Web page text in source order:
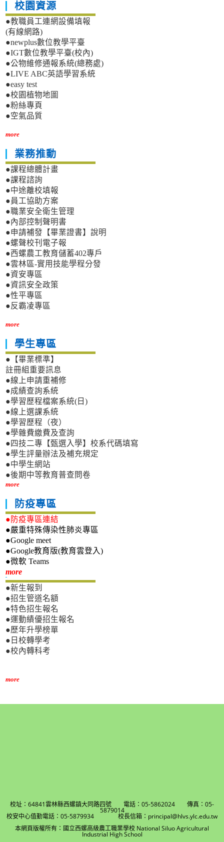
校園資源
●教職員工連網設備填報
(有線網路)
●newplus數位教學平臺
●IGT數位教學平臺(校內)
●公物維修通報系統(總務處)
●LIVE ABC英語學習系統
●easy test
●校園植物地圖
●粉絲專頁
●空氣品質
more
業務推動
●課程總體計畫
●課程諮詢
●中途離校填報
●員工協助方案
●職業安全衛生管理
●內部控制聲明書
●申請補發【畢業證書】說明
●螺聲校刊電子報
●西螺農工教育儲蓄402專戶
●雲林區-實用技能學程分發
●資安專區
●資訊安全政策
●性平專區
●反霸凌專區
more
學生專區
●【畢業標準】
註冊組重要訊息
●線上申請重補修
●成績查詢系統
●學習歷程檔案系統(日)
●線上選課系統
●學習歷程（夜）
●學雜費繳費及查詢
●四技二專【甄選入學】校系代碼填寫
●學生評量辦法及補充規定
●中學生網站
●後期中等教育普查問卷
more
防疫專區
●防疫專區連結
●嚴重特殊傳染性肺炎專區
●Google meet
●Google教育版(教育雲登入)
●微軟 Teams
more新生專區
●新生報到
●招生管道名額
●特色招生報名
●運動績優招生報名
●歷年升學榜單
●日校轉學考
●校內轉科考
more
校址：64841雲林縣西螺鎮大同路四號 電話：05-5862024 傳真：05-
5879014
校安中心值勤電話：05-5879934 校長信箱：principal@hlvs.ylc.edu.tw
本網頁版權所有：國立西螺高級農工職業學校 National Siluo Agricultural
Industrial High School